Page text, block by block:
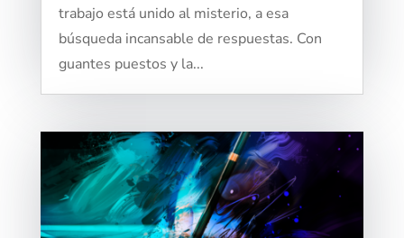
trabajo está unido al misterio, a esa
búsqueda incansable de respuestas. Con
guantes puestos y la...